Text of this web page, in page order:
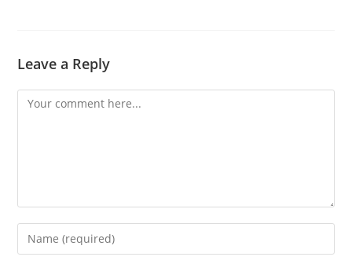
Leave a Reply
Comment
Enter
your